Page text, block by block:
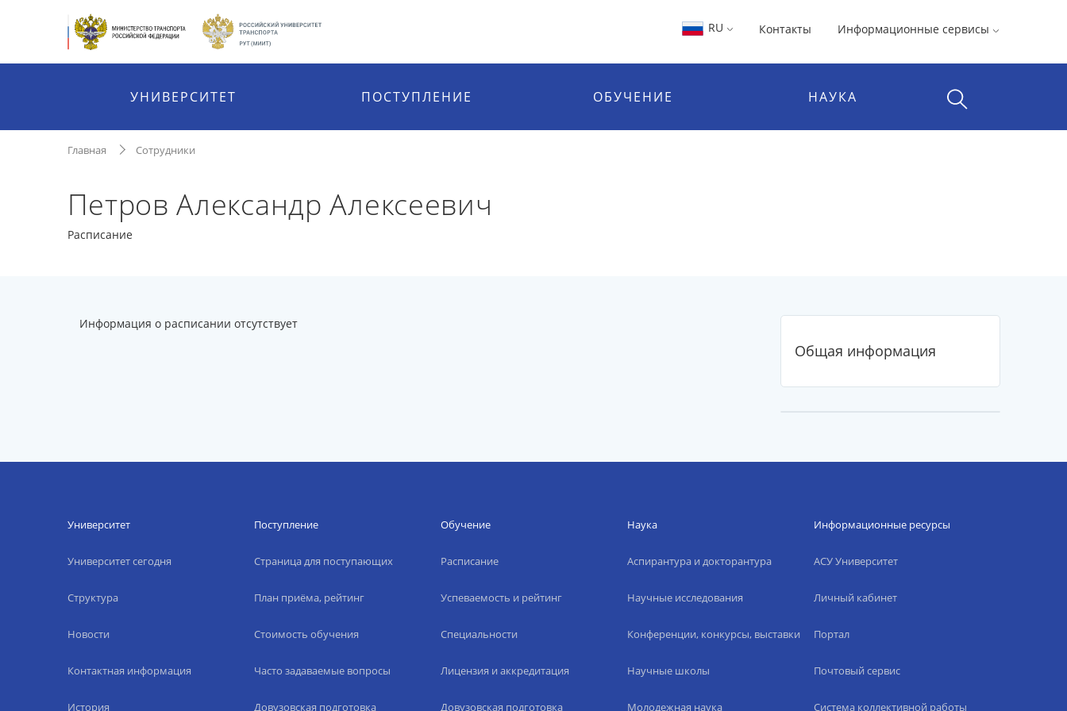
RU Контакты Информационные сервисы
УНИВЕРСИТЕТ ПОСТУПЛЕНИЕ ОБУЧЕНИЕ НАУКА
Главная Сотрудники
Петров Александр Алексеевич
Расписание
Информация о расписании отсутствует
Общая информация
Университет
Университет сегодня
Структура
Новости
Контактная информация
История
Поступление
Страница для поступающих
План приёма, рейтинг
Стоимость обучения
Часто задаваемые вопросы
Довузовская подготовка
Обучение
Расписание
Успеваемость и рейтинг
Специальности
Лицензия и аккредитация
Довузовская подготовка
Наука
Аспирантура и докторантура
Научные исследования
Конференции, конкурсы, выставки
Научные школы
Молодежная наука
Информационные ресурсы
АСУ Университет
Личный кабинет
Портал
Почтовый сервис
Система коллективной работы